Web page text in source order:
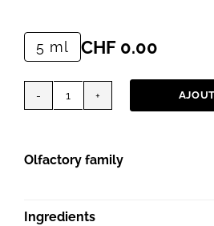
5 ml CHF0.00
quantité
Olfactory family
Ingredients